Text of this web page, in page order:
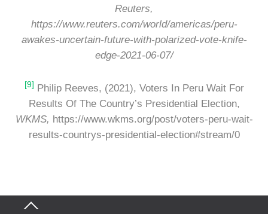
Reuters,
https://www.reuters.com/world/americas/peru-
awakes-uncertain-future-with-polarized-vote-knife-
edge-2021-06-07/
[9] Philip Reeves, (2021), Voters In Peru Wait For
Results Of The Country’s Presidential Election,
WKMS, https://www.wkms.org/post/voters-peru-wait-
results-countrys-presidential-election#stream/0
Back